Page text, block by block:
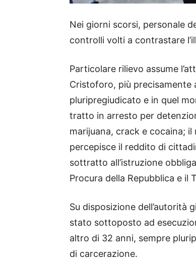
Nei giorni scorsi, personale
controlli volti a contrastare
Particolare rilievo assume
Cristoforo, più precisamente
pluripregiudicato e in quel
tratto in arresto per
marijuana, crack e cocaina;
percepisce il reddito di
sottratto all’istruzione
Procura della Repubblica e il
Su disposizione dell’autorità
stato sottoposto ad
altro di 32 anni, sempre
di carcerazione.